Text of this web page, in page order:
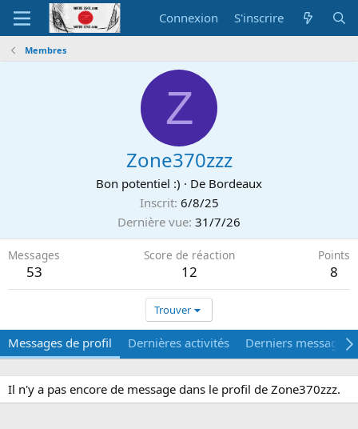
Connexion S'inscrire
Membres
Z
Zone370zzz
Bon potentiel :) · De Bordeaux
Inscrit 6/8/25
Dernière vue 31/7/26
Messages
53
Score de réaction
12
Points
8
Trouver
Messages de profil Dernières activités Derniers messages
Il n'y a pas encore de message dans le profil de Zone370zzz.